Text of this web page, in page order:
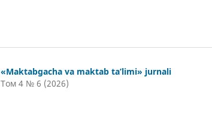
«Maktabgacha va maktab ta’limi» jurnali
Том 4 № 6 (2026)